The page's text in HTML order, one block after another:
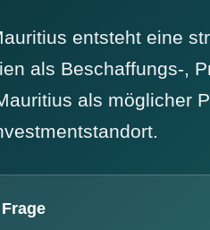
entsteht eine
als Beschaffungs-,
als möglicher